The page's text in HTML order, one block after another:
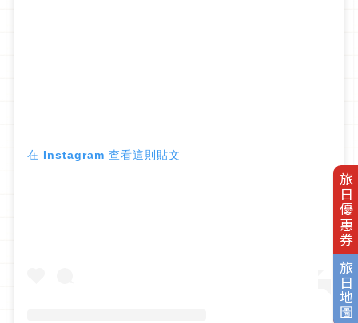
旅日優惠券
旅日地圖
在 Instagram 查看這則貼文